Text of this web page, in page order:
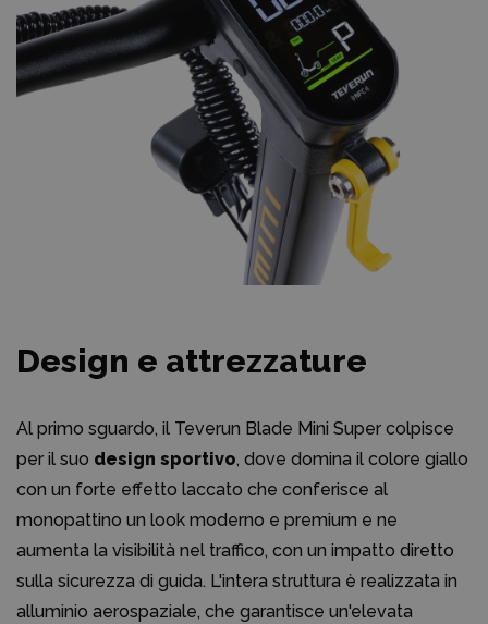
Design e attrezzature
Al primo sguardo, il Teverun Blade Mini Super colpisce
per il suo design sportivo, dove domina il colore giallo
con un forte effetto laccato che conferisce al
monopattino un look moderno e premium e ne
aumenta la visibilità nel traffico, con un impatto diretto
sulla sicurezza di guida. L'intera struttura è realizzata in
alluminio aerospaziale, che garantisce un'elevata